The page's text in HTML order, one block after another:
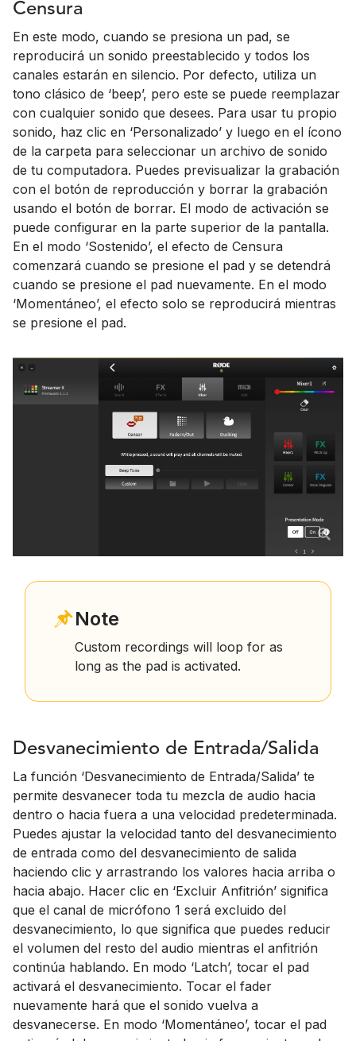
Censura
En este modo, cuando se presiona un pad, se
reproducirá un sonido preestablecido y todos los
canales estarán en silencio. Por defecto, utiliza un
tono clásico de ‘beep’, pero este se puede reemplazar
con cualquier sonido que desees. Para usar tu propio
sonido, haz clic en ‘Personalizado’ y luego en el ícono
de la carpeta para seleccionar un archivo de sonido
de tu computadora. Puedes previsualizar la grabación
con el botón de reproducción y borrar la grabación
usando el botón de borrar. El modo de activación se
puede configurar en la parte superior de la pantalla.
En el modo ‘Sostenido’, el efecto de Censura
comenzará cuando se presione el pad y se detendrá
cuando se presione el pad nuevamente. En el modo
‘Momentáneo’, el efecto solo se reproducirá mientras
se presione el pad.
Note
Custom recordings will loop for as
long as the pad is activated.
Desvanecimiento de Entrada/Salida
La función ‘Desvanecimiento de Entrada/Salida’ te
permite desvanecer toda tu mezcla de audio hacia
dentro o hacia fuera a una velocidad predeterminada.
Puedes ajustar la velocidad tanto del desvanecimiento
de entrada como del desvanecimiento de salida
haciendo clic y arrastrando los valores hacia arriba o
hacia abajo. Hacer clic en ‘Excluir Anfitrión’ significa
que el canal de micrófono 1 será excluido del
desvanecimiento, lo que significa que puedes reducir
el volumen del resto del audio mientras el anfitrión
continúa hablando. En modo ‘Latch’, tocar el pad
activará el desvanecimiento. Tocar el fader
nuevamente hará que el sonido vuelva a
desvanecerse. En modo ‘Momentáneo’, tocar el pad